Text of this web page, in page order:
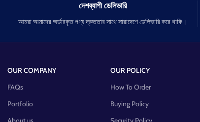
দেশব্যাপী ডেলিভারি
আমরা আমাদের অর্ডারকৃত পণ্য দ্রুততার সাথে সারাদেশে ডেলিভারি করে থাকি।
OUR COMPANY
FAQs
Portfolio
OUR POLICY
How To Order
Buying Policy